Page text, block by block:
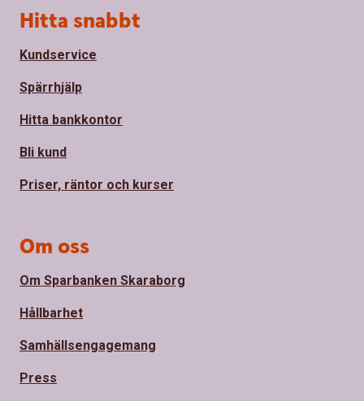
Sidfot
Hitta snabbt
Kundservice
Spärrhjälp
Hitta bankkontor
Bli kund
Priser, räntor och kurser
Om oss
Om Sparbanken Skaraborg
Hållbarhet
Samhällsengagemang
Press